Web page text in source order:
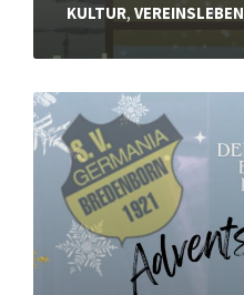
KULTUR, VEREINSLEBEN
Mehr
erfahren